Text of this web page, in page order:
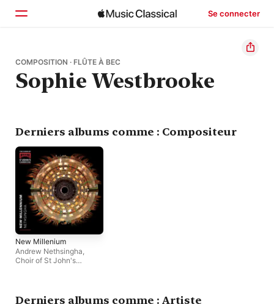
Se connecter
Accueil
Parcourir
COMPOSITION · FLÛTE À BEC
Sophie Westbrooke
Derniers albums comme : Compositeur
New Millenium
Andrew Nethsingha,
Choir of St John's
Derniers albums comme : Artiste